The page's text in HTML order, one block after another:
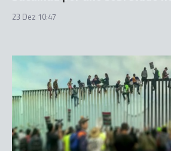
23 Dez 10:47